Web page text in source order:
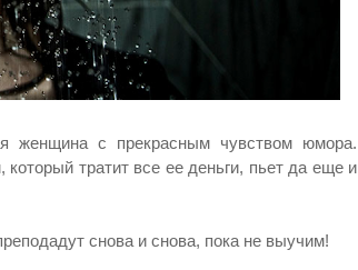
женщина с прекрасным чувством юмора.
тратит все ее деньги, пьет да еще и
снова и снова, пока не выучим!